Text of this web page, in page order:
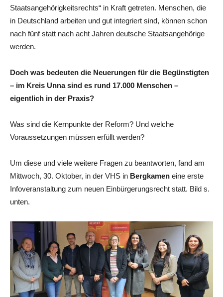
Staatsangehörigkeitsrechts“ in Kraft getreten. Menschen, die
in Deutschland arbeiten und gut integriert sind, können schon
nach fünf statt nach acht Jahren deutsche Staatsangehörige
werden.
Doch was bedeuten die Neuerungen für die Begünstigten
– im Kreis Unna sind es rund 17.000 Menschen –
eigentlich in der Praxis?
Was sind die Kernpunkte der Reform? Und welche
Voraussetzungen müssen erfüllt werden?
Um diese und viele weitere Fragen zu beantworten, fand am
Mittwoch, 30. Oktober, in der VHS in Bergkamen eine erste
Infoveranstaltung zum neuen Einbürgerungsrecht statt. Bild s.
unten.